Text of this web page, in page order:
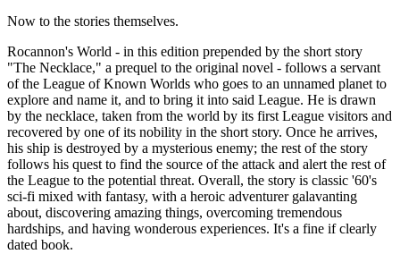
Now to the stories themselves.
Rocannon's World - in this edition prepended by the short story
"The Necklace," a prequel to the original novel - follows a servant
of the League of Known Worlds who goes to an unnamed planet to
explore and name it, and to bring it into said League. He is drawn
by the necklace, taken from the world by its first League visitors and
recovered by one of its nobility in the short story. Once he arrives,
his ship is destroyed by a mysterious enemy; the rest of the story
follows his quest to find the source of the attack and alert the rest of
the League to the potential threat. Overall, the story is classic '60's
sci-fi mixed with fantasy, with a heroic adventurer galavanting
about, discovering amazing things, overcoming tremendous
hardships, and having wonderous experiences. It's a fine if clearly
dated book.